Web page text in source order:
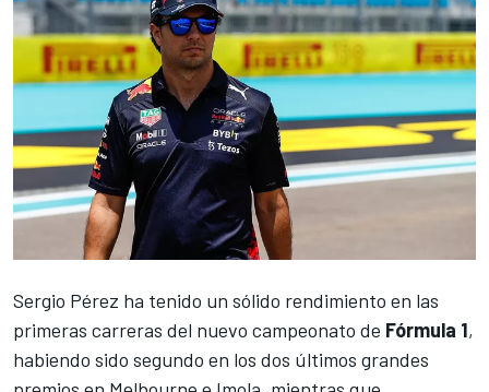
Sergio Pérez ha tenido un sólido rendimiento en las
primeras carreras del nuevo campeonato de Fórmula 1,
habiendo sido segundo en los dos últimos grandes